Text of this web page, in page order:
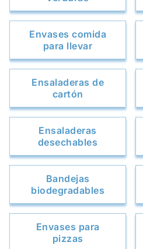
Envases comida
para llevar
Ensaladeras de
cartón
Ensaladeras
desechables
Bandejas
biodegradables
Envases para
pizzas